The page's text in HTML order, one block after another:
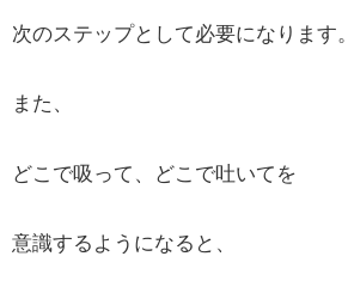
次のステップとして必要になります。
また、
どこで吸って、どこで吐いてを
意識するようになると、